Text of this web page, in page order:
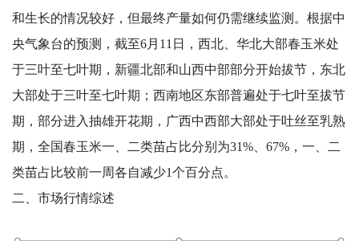
和生长的情况较好，但最终产量如何仍需继续监测。根据中
央气象台的预测，截至6月11日，西北、华北大部春玉米处
于三叶至七叶期，新疆北部和山西中部部分开始拔节，东北
大部处于三叶至七叶期；西南地区东部普遍处于七叶至拔节
期，部分进入抽雄开花期，广西中西部大部处于吐丝至乳熟
期，全国春玉米一、二类苗占比分别为31%、67%，一、二
类苗占比较前一周各自减少1个百分点。
二、市场行情综述